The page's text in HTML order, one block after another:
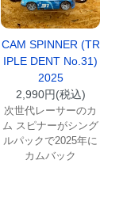
CAM SPINNER (TR
IPLE DENT No.31)
2025
2,990円(税込)
次世代レーサーのカ
ム スピナーがシング
ルパックで2025年に
カムバック